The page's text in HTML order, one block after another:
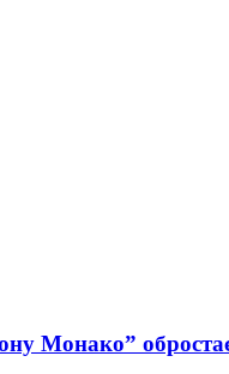
Монако” обростає